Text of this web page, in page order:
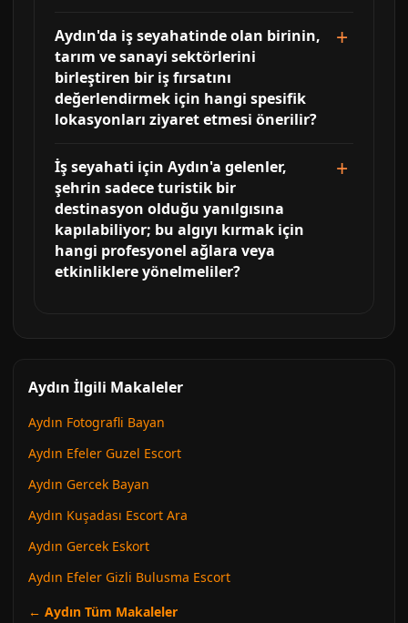
Aydın'da iş seyahatinde olan birinin,
tarım ve sanayi sektörlerini
birleştiren bir iş fırsatını
değerlendirmek için hangi spesifik
lokasyonları ziyaret etmesi önerilir?
İş seyahati için Aydın'a gelenler,
şehrin sadece turistik bir
destinasyon olduğu yanılgısına
kapılabiliyor; bu algıyı kırmak için
hangi profesyonel ağlara veya
etkinliklere yönelmeliler?
Aydın İlgili Makaleler
Aydın Fotografli Bayan
Aydın Efeler Guzel Escort
Aydın Gercek Bayan
Aydın Kuşadası Escort Ara
Aydın Gercek Eskort
Aydın Efeler Gizli Bulusma Escort
← Aydın Tüm Makaleler